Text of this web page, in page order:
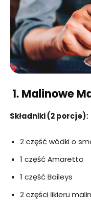
1. Malinowe
Składniki (2 porcje):
2 część wódki o
1 część Amaretto
1 część Baileys
2 części likieru